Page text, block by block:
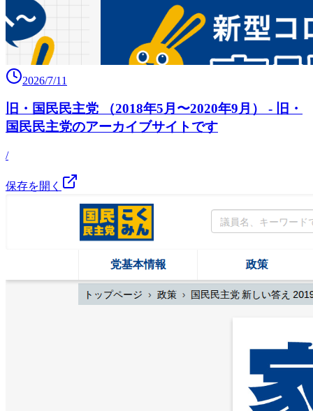
2026/7/11
旧・国民民主党 （2018年5月〜2020年9月） - 旧・
国民民主党のアーカイブサイトです
/
保存を開く